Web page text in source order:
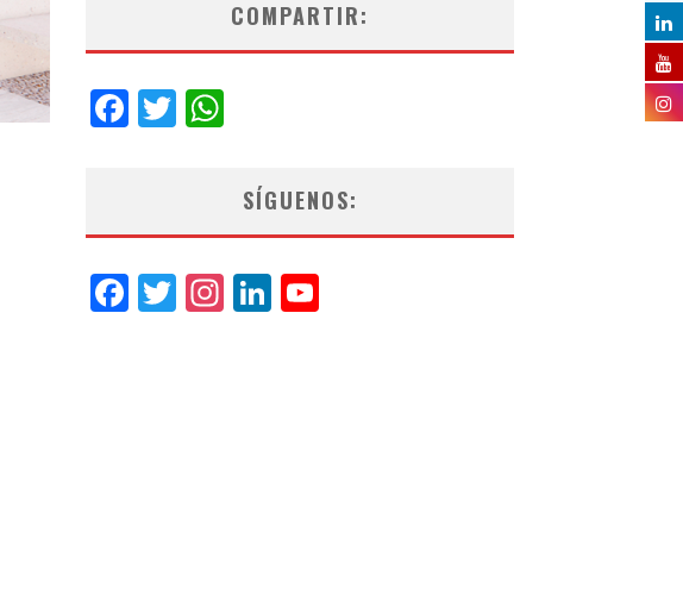
COMPARTIR:
Facebook
Twitter
SÍGUENOS:
Facebook
Twitter
Instagram
LinkedIn